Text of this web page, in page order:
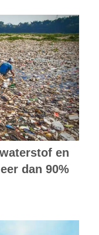
en
dan 90%